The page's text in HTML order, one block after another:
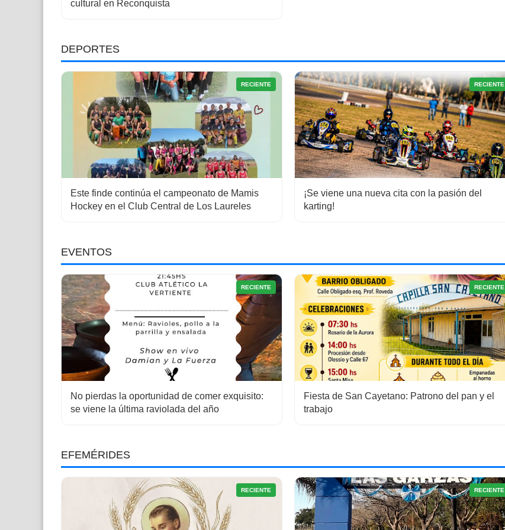
cultural en Reconquista
DEPORTES
RECIENTE
Este finde continúa el campeonato de Mamis
Hockey en el Club Central de Los Laureles
RECIENTE
¡Se viene una nueva cita con la pasión del
karting!
EVENTOS
RECIENTE
No pierdas la oportunidad de comer exquisito:
se viene la última raviolada del año
RECIENTE
Fiesta de San Cayetano: Patrono del pan y el
trabajo
EFEMÉRIDES
RECIENTE RECIENTE